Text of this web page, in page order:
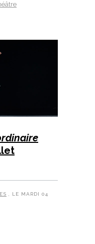
, LE MARDI 04